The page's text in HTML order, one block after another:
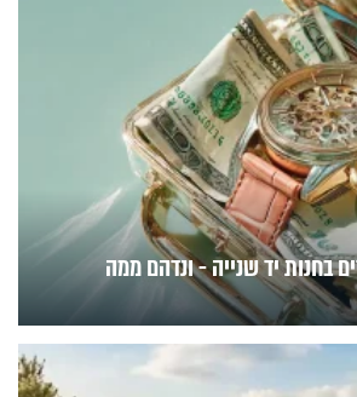
ב-6 דולרים בחנות יד שנייה - ונדהם ממה